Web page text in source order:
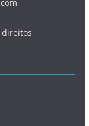
direitos